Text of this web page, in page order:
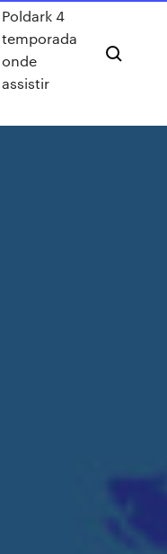
Poldark 4
temporada
onde
assistir